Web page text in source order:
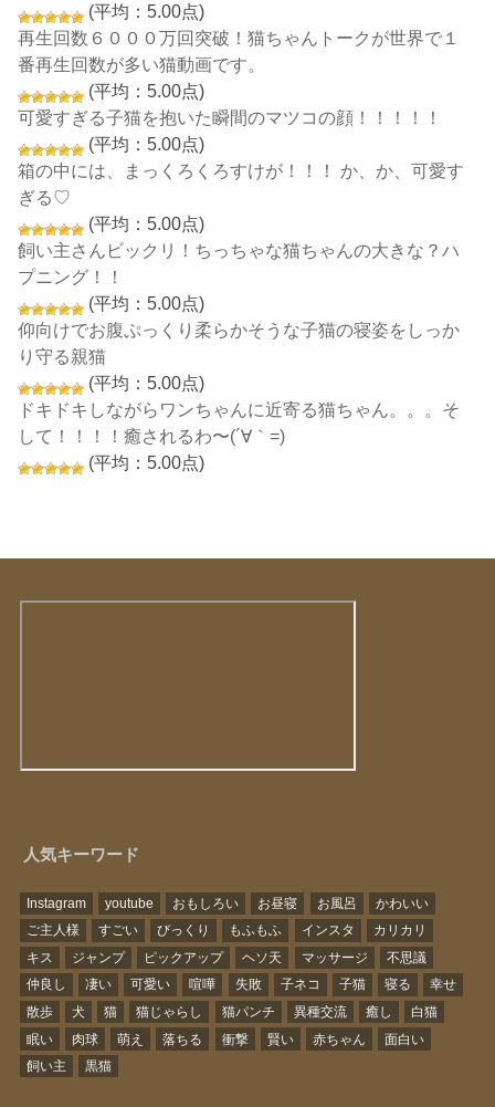
(平均：5.00点)
再生回数６０００万回突破！猫ちゃんトークが世界で１
番再生回数が多い猫動画です。
(平均：5.00点)
可愛すぎる子猫を抱いた瞬間のマツコの顔！！！！！
(平均：5.00点)
箱の中には、まっくろくろすけが！！！ か、か、可愛す
ぎる♡
(平均：5.00点)
飼い主さんビックリ！ちっちゃな猫ちゃんの大きな？ハ
プニング！！
(平均：5.00点)
仰向けでお腹ぷっくり柔らかそうな子猫の寝姿をしっか
り守る親猫
(平均：5.00点)
ドキドキしながらワンちゃんに近寄る猫ちゃん。。。そ
して！！！！癒されるわ〜(´∀｀=)
(平均：5.00点)
人気キーワード
Instagram youtube おもしろい お昼寝 お風呂
かわいい
ご主人様
すごい びっくり もふもふ インスタ
カリカリ
キス
ジャンプ ピックアップ ヘソ天 マッサージ
不思議
仲良し
凄い 可愛い 喧嘩 失敗 子ネコ 子猫 寝る
幸せ
散歩
犬 猫 猫じゃらし 猫パンチ 異種交流 癒し
白猫
眠い
肉球 萌え 落ちる 衝撃 賢い 赤ちゃん
面白い
飼い主
黒猫